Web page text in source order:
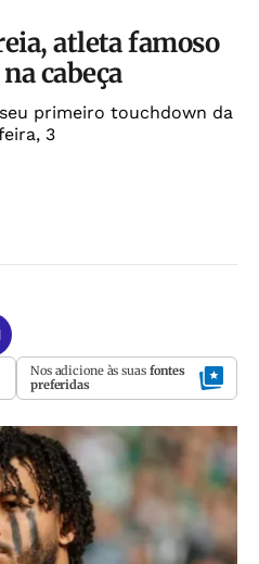
atleta famoso
cabeça
primeiro touchdown da
3
Nos adicione às suas fontes
preferidas